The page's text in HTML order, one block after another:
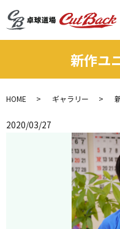
新作ユ
HOME ギャラリー
2020/03/27